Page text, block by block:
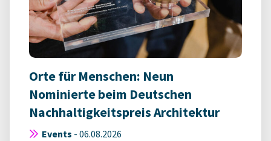
Orte für Menschen: Neun
Nominierte beim Deutschen
Nachhaltigkeitspreis Architektur
Events - 06.08.2026